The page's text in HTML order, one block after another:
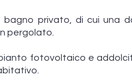
bagno privato, di cui una
pergolato.
fotovoltaico e